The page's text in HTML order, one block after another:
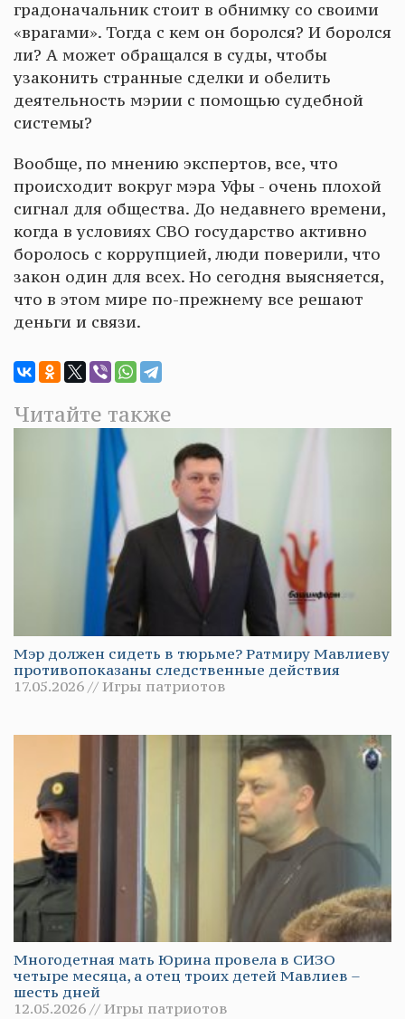
градоначальник стоит в обнимку со своими
«врагами». Тогда с кем он боролся? И боролся
ли? А может обращался в суды, чтобы
узаконить странные сделки и обелить
деятельность мэрии с помощью судебной
системы?
Вообще, по мнению экспертов, все, что
происходит вокруг мэра Уфы - очень плохой
сигнал для общества. До недавнего времени,
когда в условиях СВО государство активно
боролось с коррупцией, люди поверили, что
закон один для всех. Но сегодня выясняется,
что в этом мире по-прежнему все решают
деньги и связи.
Читайте также
Мэр должен сидеть в тюрьме? Ратмиру Мавлиеву
противопоказаны следственные действия
17.05.2026 // Игры патриотов
Многодетная мать Юрина провела в СИЗО
четыре месяца, а отец троих детей Мавлиев –
шесть дней
12.05.2026 // Игры патриотов